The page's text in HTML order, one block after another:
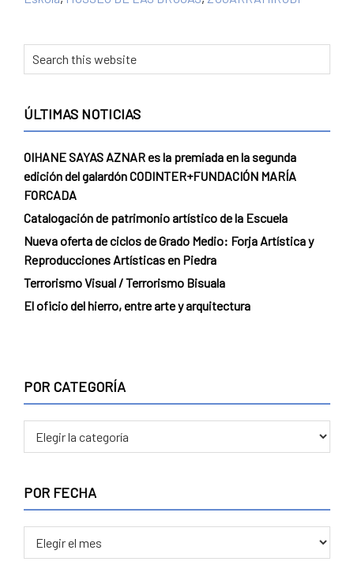
ÚLTIMAS NOTICIAS
OIHANE SAYAS AZNAR es la premiada en la segunda
edición del galardón CODINTER+FUNDACIÓN MARÍA
FORCADA
Catalogación de patrimonio artístico de la Escuela
Nueva oferta de ciclos de Grado Medio: Forja Artística y
Reproducciones Artísticas en Piedra
Terrorismo Visual / Terrorismo Bisuala
El oficio del hierro, entre arte y arquitectura
POR CATEGORÍA
POR FECHA